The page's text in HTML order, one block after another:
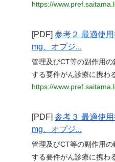
https://
[PDF] 参考２ 最適使
mg、オプジ...
管理及びCT等の副作用
する要件がん診療に携わ
https://
[PDF] 参考３ 最適使
mg、オプジ...
管理及びCT等の副作用
する要件がん診療に携わ